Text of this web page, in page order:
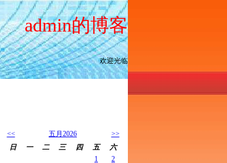
admin的博客
欢迎光临
<< 五月2026
>>
日
一 二 三 四 五
六
1
2